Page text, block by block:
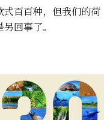
式百百种，但我们的荷
回事了。